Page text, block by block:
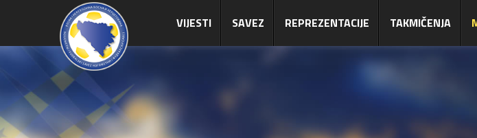
VIJESTI SAVEZ REPREZENTACIJE TAKMIČENJA